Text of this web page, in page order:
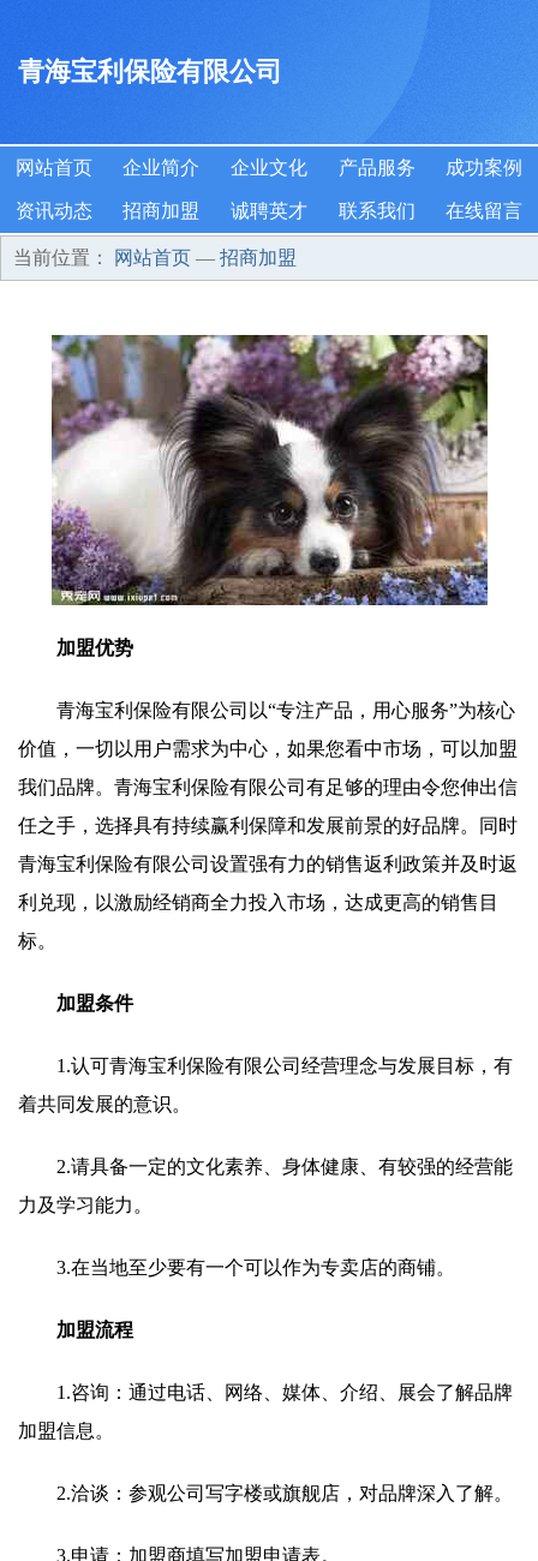
青海宝利保险有限公司
网站首页 企业简介 企业文化 产品服务 成功案例
资讯动态 招商加盟 诚聘英才 联系我们 在线留言
当前位置： 网站首页 — 招商加盟
加盟优势
青海宝利保险有限公司以“专注产品，用心服务”为核心
价值，一切以用户需求为中心，如果您看中市场，可以加盟
我们品牌。青海宝利保险有限公司有足够的理由令您伸出信
任之手，选择具有持续赢利保障和发展前景的好品牌。同时
青海宝利保险有限公司设置强有力的销售返利政策并及时返
利兑现，以激励经销商全力投入市场，达成更高的销售目
标。
加盟条件
1.认可青海宝利保险有限公司经营理念与发展目标，有
着共同发展的意识。
2.请具备一定的文化素养、身体健康、有较强的经营能
力及学习能力。
3.在当地至少要有一个可以作为专卖店的商铺。
加盟流程
1.咨询：通过电话、网络、媒体、介绍、展会了解品牌
加盟信息。
2.洽谈：参观公司写字楼或旗舰店，对品牌深入了解。
3.申请：加盟商填写加盟申请表。